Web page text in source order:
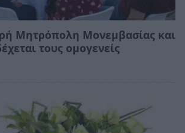
Μητρόπολη Μονεμβασίας και
τους ομογενείς